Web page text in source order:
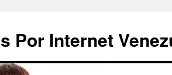
Por Internet